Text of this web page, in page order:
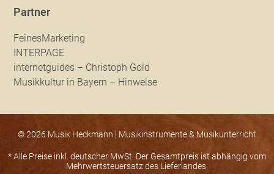
Partner
FeinesMarketing
INTERPAGE
internetguides – Christoph Gold
Musikkultur in Bayern – Hinweise
© 2026 Musik Heckmann | Musikinstrumente & Musikunterricht
* Alle Preise inkl. deutscher MwSt. Der Gesamtpreis ist abhängig vom
Mehrwertsteuersatz des Lieferlandes.